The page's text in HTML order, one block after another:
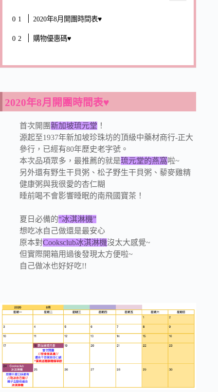
2020年8月開團時間表♥
購物優惠碼♥
2020年8月開團時間表♥
首次開團新加坡琉元堂 ！
源起至1937年新加坡珍珠坊的頂級中藥材商行-正大
參行，已經有80年歷史老字號。
本次品項眾多，最推薦的就是琉元堂的燕窩啦~
另外還有野生干貝粥、松子野生干貝粥、藜麥雞精
健康粥與我很愛的杏仁糊
睡前喝不會影響睡眠的南飛國寶茶！
夏日必備的“冰淇淋機”
想吃冰自己做還是最安心
原本對Cooksclub冰淇淋機沒太大感覺~
但實際開箱用過後發現太方便啦~
自己做冰也好好吃!!